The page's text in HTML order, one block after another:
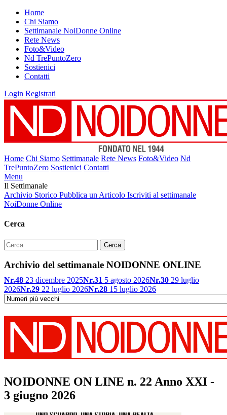
Home
Chi Siamo
Settimanale NoiDonne Online
Rete News
Foto&Video
Nd TrePuntoZero
Sostienici
Contatti
Login Registrati
Home Chi Siamo Settimanale Rete News Foto&Video Nd
TrePuntoZero Sostienici Contatti
Menu
Il Settimanale
Archivio Storico Pubblica un Articolo Iscriviti al settimanale
NoiDonne Online
Cerca
Archivio del settimanale NOIDONNE ONLINE
Nr.48 23 dicembre 2025Nr.31 5 agosto 2026Nr.30 29 luglio
2026Nr.29 22 luglio 2026Nr.28 15 luglio 2026
NOIDONNE ON LINE n. 22 Anno XXI -
3 giugno 2026